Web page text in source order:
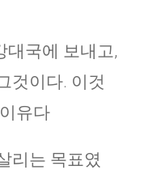
대국에 보내고,
것이다. 이것
유다
리는 목표였